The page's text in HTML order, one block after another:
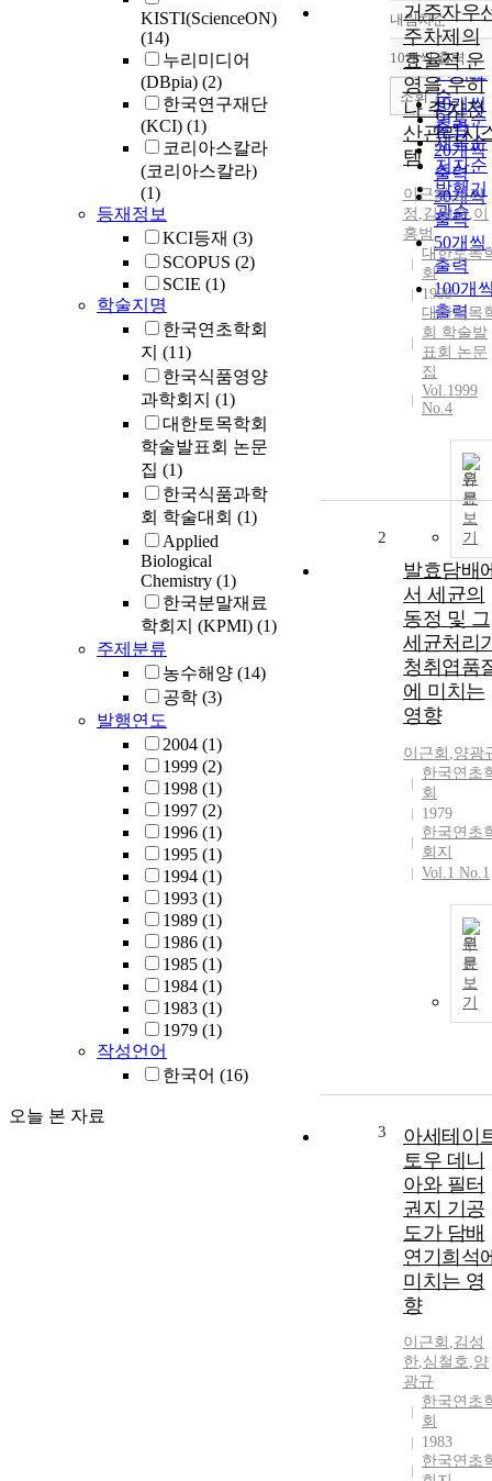
KISTI(ScienceON)
(14)
누리미디어
(DBpia) (2)
한국연구재단
(KCI) (1)
코리아스칼라
(코리아스칼라)
(1)
등재정보
KCI등재 (3)
SCOPUS (2)
SCIE (1)
학술지명
한국연초학회
지 (11)
한국식품영양
과학회지 (1)
대한토목학회
학술발표회 논문
집 (1)
한국식품과학
회 학술대회 (1)
Applied
Biological
Chemistry (1)
한국분말재료
학회지 (KPMI) (1)
주제분류
농수해양 (14)
공학 (3)
발행연도
2004 (1)
1999 (2)
1998 (1)
1997 (2)
1996 (1)
1995 (1)
1994 (1)
1993 (1)
1989 (1)
1986 (1)
1985 (1)
1984 (1)
1983 (1)
1979 (1)
작성언어
한국어 (16)
오늘 본 자료
정확도
순
인기도
순
연도순
제목순
저자순
발행기
관순
내림차순
내림차
10개씩 출력
10개씩
출력
20개씩
출력
30개씩
출력
50개씩
출력
100개
출력
조회
거주자우
주차제의
효율적 운
영을 우히
나 주차전
산관리시
템
이근회,금기
정 ,김명수,이
홍범
대한토목
회
1999
대한토목
회 학술발
표회 논문
집
Vol.1999
No.4
원
문
보
기
2
발효담배
서 세균의
동정 및 그
세균처리
청취엽품
에 미치는
영향
이근회 ,양광
한국연초
회
1979
한국연초
회지
Vol.1 No.1
원
문
보
기
3
아세테이
토우 데니
아와 필터
권지 기공
도가 담배
연기희석
미치는 영
향
이근회 ,김성
한,심철호,양
광규
한국연초
회
1983
한국연초